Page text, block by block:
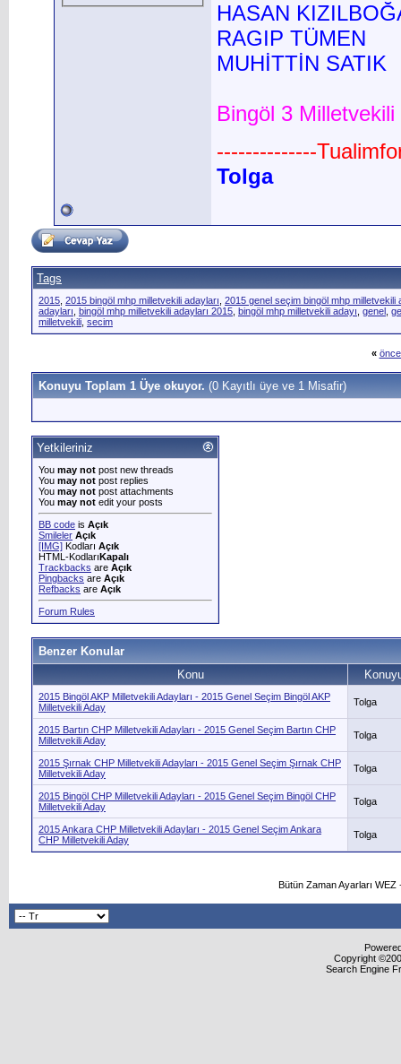
HASAN
RAGIP TÜMEN
MUHİTTİN SATIK
Bingöl 3 Milletvekili
--------------
Tolga
Tags
2015 2015 bingöl mhp milletvekili adayları 2015 genel seçim bingöl mhp milletvekili
adayları bingöl mhp milletvekili adayları 2015 bingöl mhp milletvekili adayı genel
milletvekili secim
«
Konuyu Toplam 1 Üye okuyor. (0 Kayıtlı üye ve 1 Misafir)
Yetkileriniz
You may not post new threads
You may not post replies
You may not post attachments
You may not edit your posts
BB code is Açık
Smileler Açık
[IMG] Kodları Açık
HTML-KodlarıKapalı
Trackbacks are Açık
Pingbacks are Açık
Refbacks are Açık
Forum Rules
Benzer Konular
Konu
2015 Bingöl AKP Milletvekili Adayları - 2015 Genel Seçim Bingöl AKP
Milletvekili Aday
Tolga
2015 Bartın CHP Milletvekili Adayları - 2015 Genel Seçim Bartın CHP
Milletvekili Aday
Tolga
2015 Şırnak CHP Milletvekili Adayları - 2015 Genel Seçim Şırnak CHP
Milletvekili Aday
Tolga
2015 Bingöl CHP Milletvekili Adayları - 2015 Genel Seçim Bingöl CHP
Milletvekili Aday
Tolga
2015 Ankara CHP Milletvekili Adayları - 2015 Genel Seçim Ankara
CHP Milletvekili Aday
Tolga
Bütün Zaman Ayarları
Copyright
Search Engine